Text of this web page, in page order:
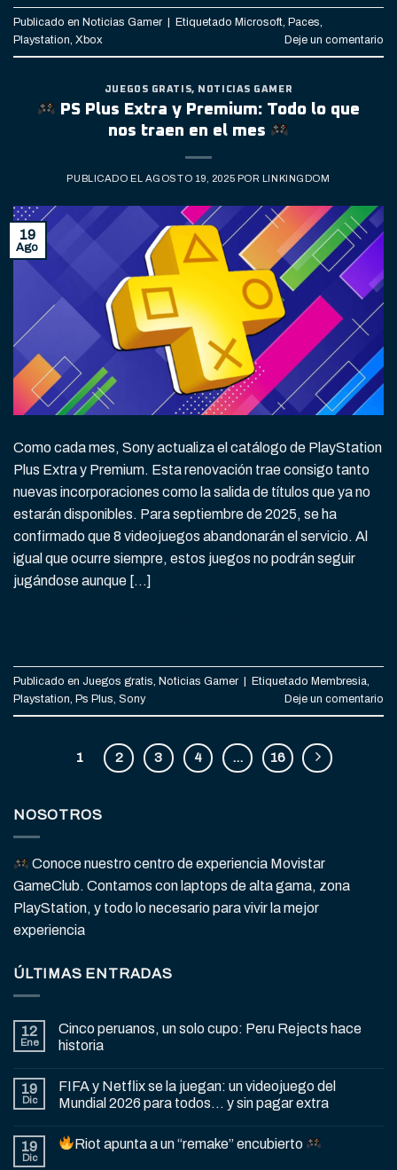
Publicado en Noticias Gamer Etiquetado Microsoft, Paces,
Playstation, Xbox Deje un comentario
JUEGOS GRATIS, NOTICIAS GAMER
PS Plus Extra y Premium: Todo lo que
nos traen en el mes
PUBLICADO EL AGOSTO 19, 2025 POR LINKINGDOM
19
Ago
Como cada mes, Sony actualiza el catálogo de PlayStation
Plus Extra y Premium. Esta renovación trae consigo tanto
nuevas incorporaciones como la salida de títulos que ya no
estarán disponibles. Para septiembre de 2025, se ha
confirmado que 8 videojuegos abandonarán el servicio. Al
igual que ocurre siempre, estos juegos no podrán seguir
jugándose aunque […]
Publicado en Juegos gratis, Noticias Gamer Etiquetado Membresia,
Playstation, Ps Plus, Sony Deje un comentario
1 2 3 4 … 16
NOSOTROS
Conoce nuestro centro de experiencia Movistar
GameClub. Contamos con laptops de alta gama, zona
PlayStation, y todo lo necesario para vivir la mejor
experiencia
ÚLTIMAS ENTRADAS
12
Ene
Cinco peruanos, un solo cupo: Peru Rejects hace
historia
19
Dic
FIFA y Netflix se la juegan: un videojuego del
Mundial 2026 para todos… y sin pagar extra
19
Dic
Riot apunta a un “remake” encubierto